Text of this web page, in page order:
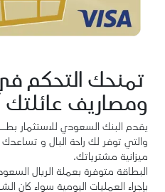
تمنحك التحكم
ومصاريف عائلتك
والتي توفر لك راحة البال و
ميزانية مشترياتك.
البطاقة متوفرة بعملة الريال
بإجراء العمليات اليومية سواء كان